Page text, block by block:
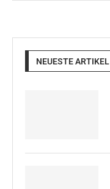
NEUESTE ARTIKEL